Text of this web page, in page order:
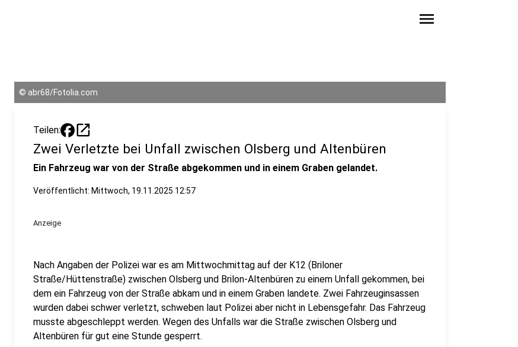
menu
© abr68/Fotolia.com
Teilen: open_in_new
Zwei Verletzte bei Unfall zwischen Olsberg und Altenbüren
Ein Fahrzeug war von der Straße abgekommen und in einem Graben gelandet.
Veröffentlicht: Mittwoch, 19.11.2025 12:57
Anzeige
Nach Angaben der Polizei war es am Mittwochmittag auf der K12 (Briloner
Straße/Hüttenstraße) zwischen Olsberg und Brilon-Altenbüren zu einem Unfall gekommen, bei
dem ein Fahrzeug von der Straße abkam und in einem Graben landete. Zwei Fahrzeuginsassen
wurden dabei schwer verletzt, schweben laut Polizei aber nicht in Lebensgefahr. Das Fahrzeug
musste abgeschleppt werden. Wegen des Unfalls war die Straße zwischen Olsberg und
Altenbüren für gut eine Stunde gesperrt.